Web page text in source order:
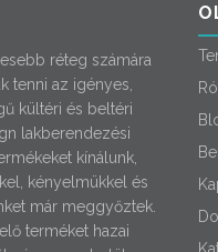
réteg számára
tenni az igényes,
kültéri és beltéri
lakberendezési
kínálunk,
kényelmükkel és
már meggyőztek.
terméket hazai